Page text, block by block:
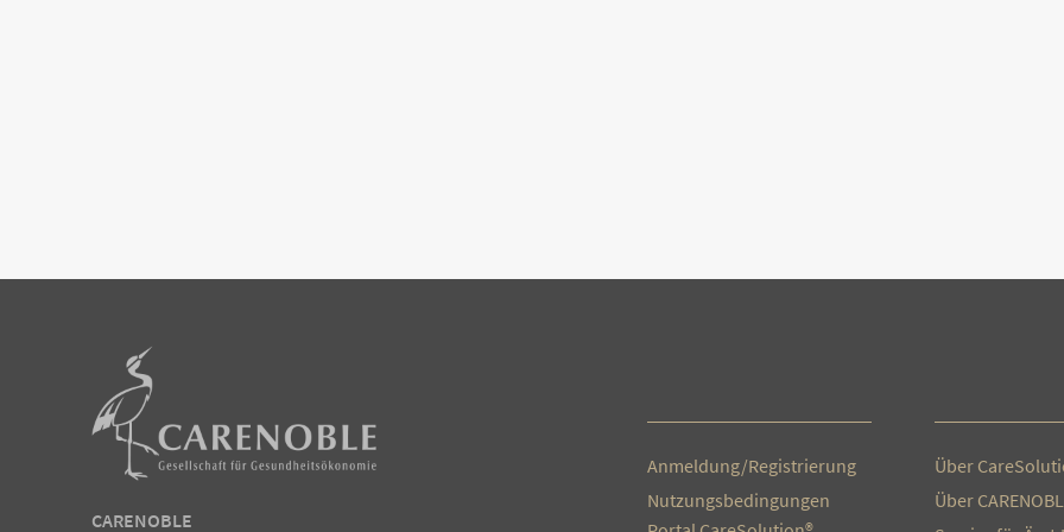
CARENOBLE
Anmeldung/Registrierung
Nutzungsbedingungen
Über
Über